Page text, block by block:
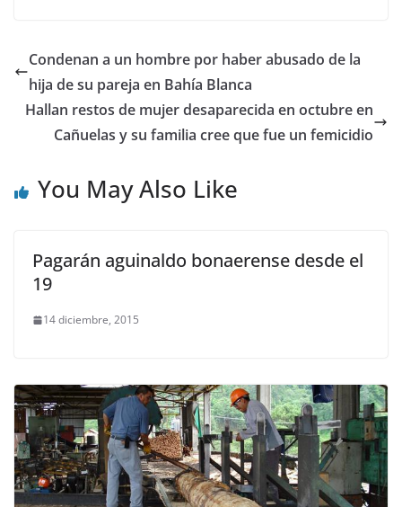
Condenan a un hombre por haber abusado de la
hija de su pareja en Bahía Blanca
Hallan restos de mujer desaparecida en octubre en
Cañuelas y su familia cree que fue un femicidio
You May Also Like
Pagarán aguinaldo bonaerense desde el
19
14 diciembre, 2015